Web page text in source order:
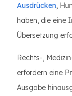
Ausdrücken,
haben, die eine
Übersetzung
Rechts-,
erfordern eine
Ausgabe